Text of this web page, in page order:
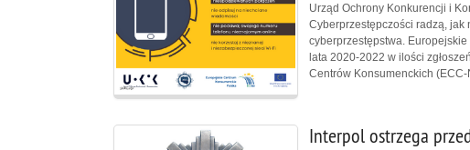
Urząd Ochrony Konkurencji i
Cyberprzestępczości radzą, jak
cyberprzestępstwa.
lata 2020-2022 w ilości
Centrów Konsumenckich (ECC-
Interpol ostrzega